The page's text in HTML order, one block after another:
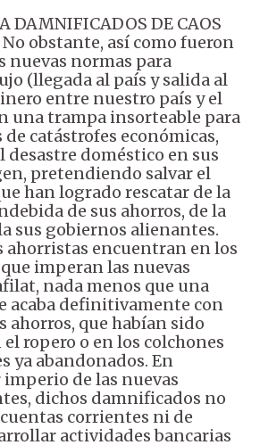
DAMNIFICADOS DE CAOS
No obstante, así como fueron
nuevas normas para
(llegada al país y salida al
entre nuestro país y el
una trampa insorteable para
catástrofes económicas,
desastre doméstico en sus
pretendiendo salvar el
han logrado rescatar de la
de sus ahorros, de la
sus gobiernos alienantes.
ahorristas encuentran en los
imperan las nuevas
nada menos que una
acaba definitivamente con
ahorros, que habían sido
ropero o en los colchones
ya abandonados. En
imperio de las nuevas
dichos damnificados no
corrientes ni de
actividades bancarias